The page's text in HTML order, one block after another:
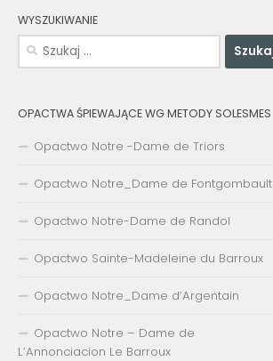
WYSZUKIWANIE
Szukaj:
OPACTWA ŚPIEWAJĄCE WG METODY SOLESMES
Opactwo Notre -Dame de Triors
Opactwo Notre_Dame de Fontgombault
Opactwo Notre-Dame de Randol
Opactwo Sainte-Madeleine du Barroux
Opactwo Notre_Dame d’Argentain
Opactwo Notre – Dame de
L’Annonciacion Le Barroux